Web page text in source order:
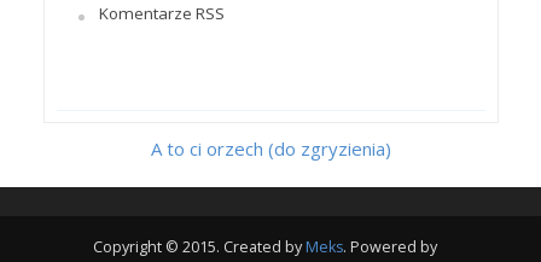
Komentarze RSS
A to ci orzech (do zgryzienia)
Copyright © 2015. Created by Meks. Powered by